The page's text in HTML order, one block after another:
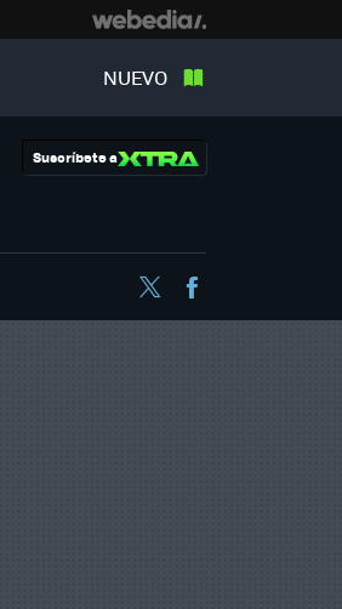
NUEVO
Suscríbete a
Twitter